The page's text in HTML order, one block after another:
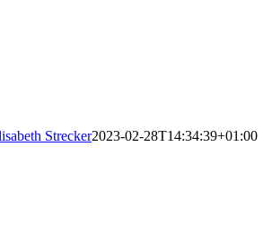
Strecker2023-02-28T14:34:39+01:00